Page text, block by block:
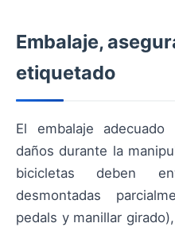
Embalaje,
etiquetado
El embalaje
daños durante la
bicicletas deben
desmontadas
pedals y manillar